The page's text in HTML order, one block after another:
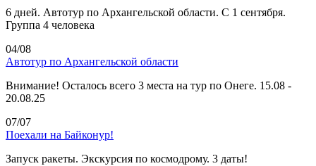
6 дней. Автотур по Архангельской области. С 1 сентября.
Группа 4 человека
04/08
Автотур по Архангельской области
Внимание! Осталось всего 3 места на тур по Онеге. 15.08 -
20.08.25
07/07
Поехали на Байконур!
Запуск ракеты. Экскурсия по космодрому. 3 даты!